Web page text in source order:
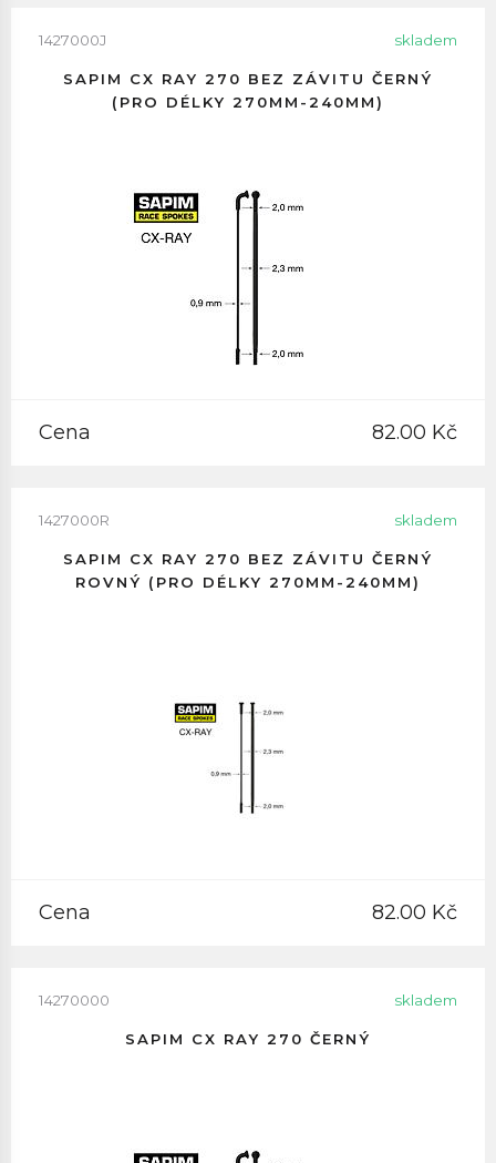
1427000J skladem
SAPIM CX RAY 270 BEZ ZÁVITU ČERNÝ
(PRO DÉLKY 270MM-240MM)
Cena 82.00 Kč
1427000R skladem
SAPIM CX RAY 270 BEZ ZÁVITU ČERNÝ
ROVNÝ (PRO DÉLKY 270MM-240MM)
Cena 82.00 Kč
14270000 skladem
SAPIM CX RAY 270 ČERNÝ